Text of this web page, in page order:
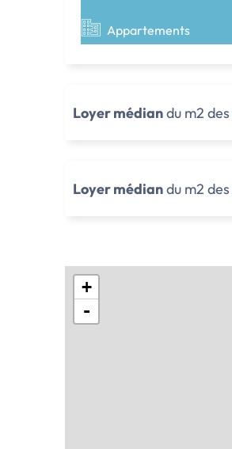
Appartements
Loyer médiandu m2 des
Loyer médiandu m2 des
+
-